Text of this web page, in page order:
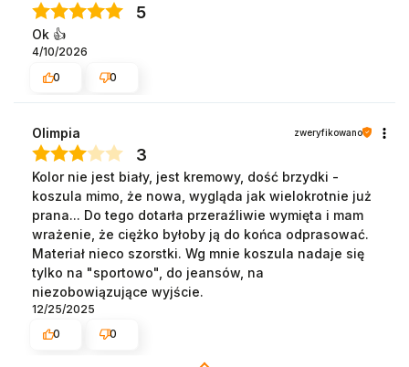
5
Ok 👍️
4/10/2026
0
0
Olimpia zweryfikowano
3
Kolor nie jest biały, jest kremowy, dość brzydki -
koszula mimo, że nowa, wygląda jak wielokrotnie już
prana... Do tego dotarła przeraźliwie wymięta i mam
wrażenie, że ciężko byłoby ją do końca odprasować.
Materiał nieco szorstki. Wg mnie koszula nadaje się
tylko na "sportowo", do jeansów, na
niezobowiązujące wyjście.
12/25/2025
0
0